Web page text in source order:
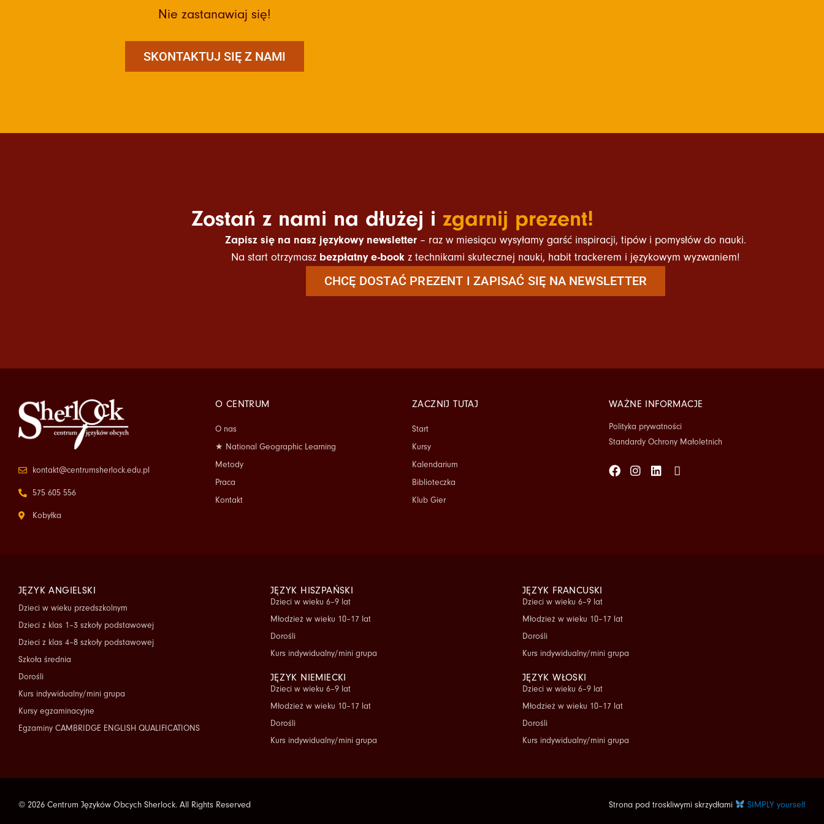
Nie zastanawiaj się!
SKONTAKTUJ SIĘ Z NAMI
Zostań z nami na dłużej i zgarnij prezent!
Zapisz się na nasz językowy newsletter – raz w miesiącu wysyłamy garść inspiracji, tipów i pomysłów do nauki.
Na start otrzymasz bezpłatny e-book z technikami skutecznej nauki, habit trackerem i językowym wyzwaniem!
CHCĘ DOSTAĆ PREZENT I ZAPISAĆ SIĘ NA NEWSLETTER
kontakt@centrumsherlock.edu.pl
575 605 556
Kobyłka
O CENTRUM
O nas
★ National Geographic Learning
Metody
Praca
Kontakt
ZACZNIJ TUTAJ
Start
Kursy
Kalendarium
Biblioteczka
Klub Gier
WAŻNE INFORMACJE
Polityka prywatności
Standardy Ochrony Małoletnich
Facebook
Instagram
Linkedin
Tiktok
JĘZYK ANGIELSKI
Dzieci w wieku przedszkolnym
Dzieci z klas 1–3 szkoły podstawowej
Dzieci z klas 4–8 szkoły podstawowej
Szkoła średnia
Dorośli
Kurs indywidualny/mini grupa
Kursy egzaminacyjne
Egzaminy CAMBRIDGE ENGLISH QUALIFICATIONS
JĘZYK HISZPAŃSKI
Dzieci w wieku 6–9 lat
Młodzież w wieku 10–17 lat
Dorośli
Kurs indywidualny/mini grupa
JĘZYK NIEMIECKI
Dzieci w wieku 6–9 lat
Młodzież w wieku 10–17 lat
Dorośli
Kurs indywidualny/mini grupa
JĘZYK FRANCUSKI
Dzieci w wieku 6–9 lat
Młodzież w wieku 10–17 lat
Dorośli
Kurs indywidualny/mini grupa
JĘZYK WŁOSKI
Dzieci w wieku 6–9 lat
Młodzież w wieku 10–17 lat
Dorośli
Kurs indywidualny/mini grupa
© 2026 Centrum Języków Obcych Sherlock. All Rights Reserved Strona pod troskliwymi skrzydłami SIMPLY yourself